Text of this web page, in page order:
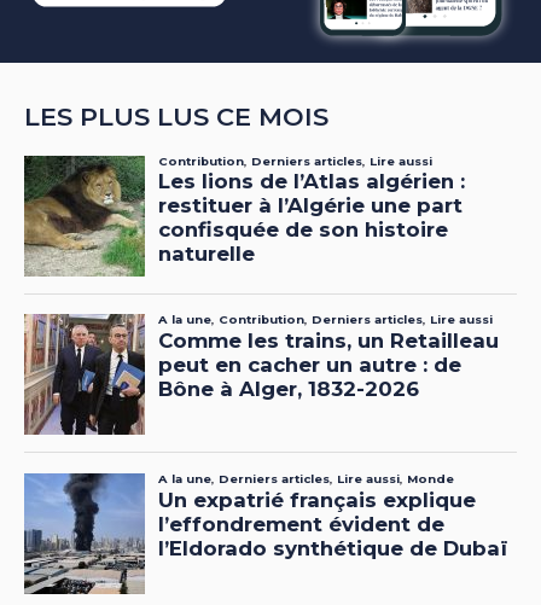
LES PLUS LUS CE MOIS